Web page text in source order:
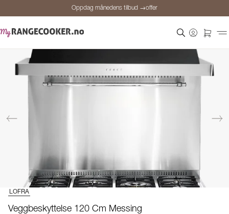
Oppdag månedens tilbud →offer
LOFRA
Veggbeskyttelse 120 Cm Messing